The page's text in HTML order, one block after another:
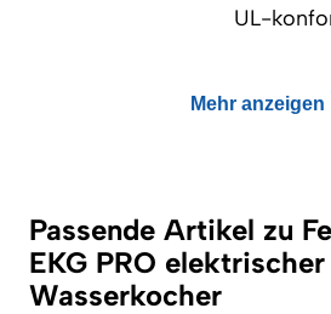
UL-
Mehr anzeigen
Passende Artikel zu
EKG PRO elektrischer
Wasserkocher